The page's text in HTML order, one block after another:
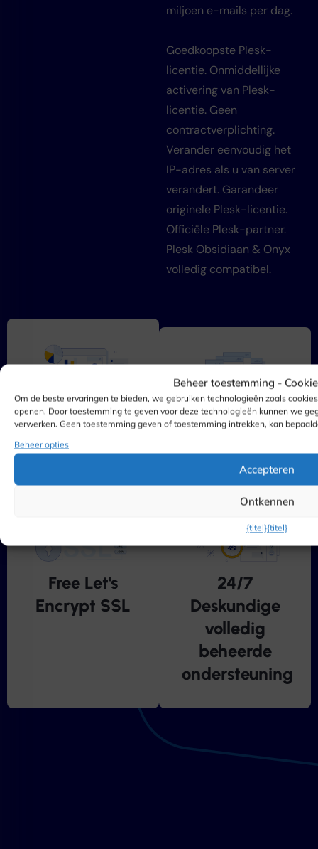
Beheer toestemming -
Om de beste ervaringen te bieden, we gebruiken technologieën zoals
openen. Door toestemming te geven voor deze technologieën kunnen we
verwerken. Geen toestemming geven of toestemming intrekken, kan
Beheer opties
Accepteren
Ontkennen
{titel}{titel}
miljoen e-mails per dag.
Goedkoopste Plesk-
licentie. Onmiddellijke
activering van Plesk-
licentie. Geen
contractverplichting.
Verander eenvoudig het
IP-adres als u van server
verandert. Garandeer
originele Plesk-licentie.
Officiële Plesk-partner.
Plesk Obsidiaan & Onyx
volledig compatibel.
WordPress-
toolkit
SEO-toolkit
Free Let's
Encrypt SSL
24/7
Deskundige
volledig
beheerde
ondersteuning